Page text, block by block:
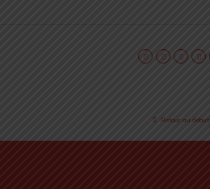
Retour au début